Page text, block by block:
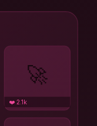
🚀
❤️ 2.1k